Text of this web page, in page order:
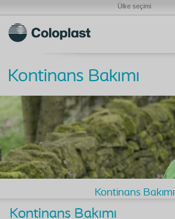
Ülke seçimi
Kontinans Bakımı
Kontinans Bakımı
Kontinans Bakımı